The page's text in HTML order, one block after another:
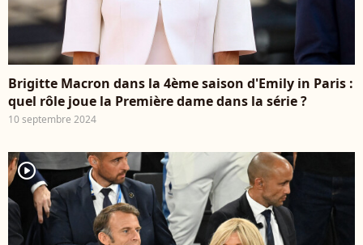
Brigitte Macron dans la 4ème saison d'Emily in Paris :
quel rôle joue la Première dame dans la série ?
10 septembre 2024
player2